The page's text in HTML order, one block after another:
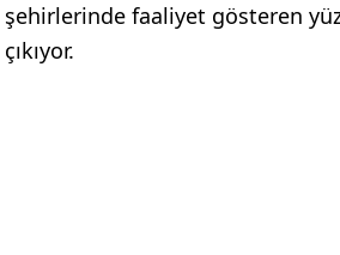
şehirlerinde faaliyet gösteren
çıkıyor.